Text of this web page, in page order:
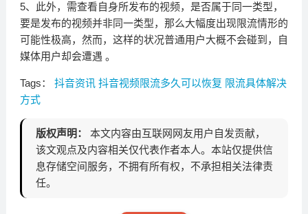
5、此外，需查看自身所发布的视频，是否属于同一类型，
要是发布的视频并非同一类型，那么大幅度出现限流情形的
可能性极高，然而，这样的状况普通用户大概不会碰到，自
媒体用户却会遭遇 。
Tags： 抖音资讯 抖音视频限流多久可以恢复 限流具体解决
方式
版权声明：
本文内容由互联网网友用户自发贡献，
该文观点及内容相关仅代表作者本人。本站仅提供信
息存储空间服务，不拥有所有权，不承担相关法律责
任。